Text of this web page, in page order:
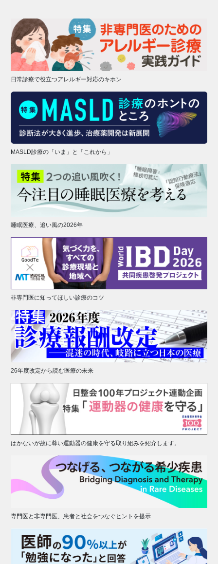
日常診療で役立つアレルギー対応のキホン
MASLD診療の「いま」と「これから」
睡眠医療、追い風の2026年
非専門医に知ってほしい診療のコツ
26年度改定から読む医療の未来
はかないが故に尊い運動器の健康を守る取り組みを紹介します。
専門医と非専門医、患者と社会をつなぐヒントを提示